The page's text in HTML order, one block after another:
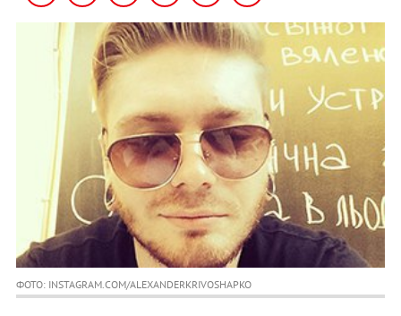
ФОТО: INSTAGRAM.COM/ALEXANDERKRIVOSHAPKO